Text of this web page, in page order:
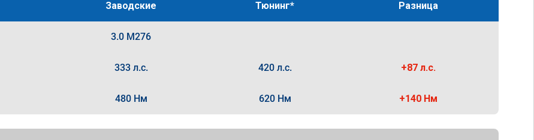
Заводские Тюнинг* Разница
3.0 M276
333 л.с. 420 л.с. +87 л.с.
480 Нм 620 Нм +140 Нм